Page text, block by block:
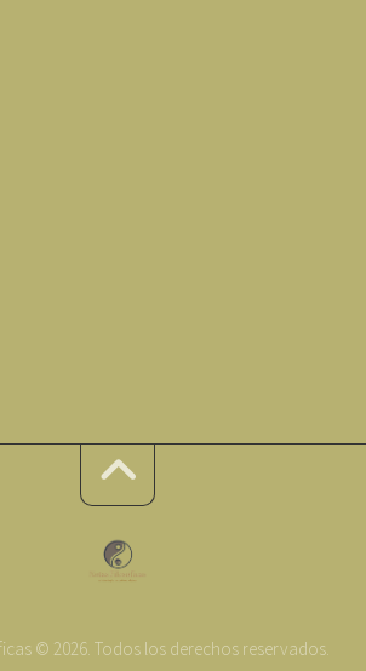
© 2026. Todos los derechos reservados.